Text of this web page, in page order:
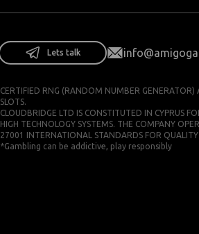
Lets talk
CERTIFIED RNG (RANDOM NUMBER
SLOTS.
CLOUDBRIDGE LTD IS CONSTITUTED IN CYPRUS
HIGH TECHNOLOGY SYSTEMS. THE COMPANY
27001 INTERNATIONAL STANDARDS FOR
*Gambling can be addictive, play responsibly